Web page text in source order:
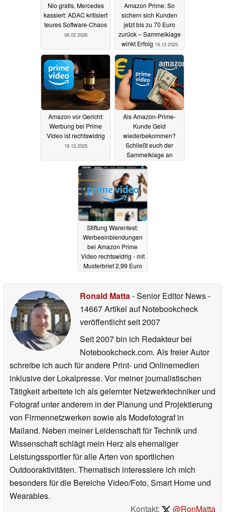
Nio gratis, Mercedes
kassiert: ADAC kritisiert
teures Software-Chaos
06.02.2026
Amazon Prime: So
sichern sich Kunden
jetzt bis zu 70 Euro
zurück – Sammelklage
winkt Erfolg 19.12.2025
Amazon vor Gericht:
Werbung bei Prime
Video ist rechtswidrig
18.12.2025
Als Amazon-Prime-
Kunde Geld
wiederbekommen?
Schließt euch der
Sammelklage an
04.12.2025
Stiftung Warentest:
Werbeeinblendungen
bei Amazon Prime
Video rechtswidrig - mit
Musterbrief 2,99 Euro
Ronald Matta- Senior Editor News-
14667 Artikel auf Notebookcheck
veröffentlichtseit 2007
Seit 2007 bin ich Redakteur bei
Notebookcheck.com. Als freier Autor
schreibe ich auch für andere Print- und Onlinemedien
inklusive der Lokalpresse. Vor meiner journalistischen
Tätigkeit arbeitete ich als gelernter Netzwerktechniker und
Fotograf unter anderem in der Planung und Projektierung
von Firmennetzwerken sowie als Modefotograf in
Mailand. Neben meiner Leidenschaft für Technik und
Wissenschaft schlägt mein Herz als ehemaliger
Leistungssportler für alle Arten von sportlichen
Outdooraktivitäten. Thematisch interessiere ich mich
besonders für die Bereiche Video/Foto, Smart Home und
Wearables.
Kontakt:
@RonMatta